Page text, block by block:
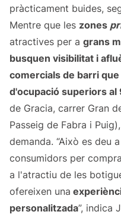
pràcticament buides,
Mentre que les zones
atractives per a grans
busquen visibilitat i
comercials de barri
d'ocupació superiors al
de Gracia, carrer Gran
Passeig de Fabra i
demanda. “Això es deu
consumidors per
a l'atractiu de les
ofereixen una
personalitzada”, indica